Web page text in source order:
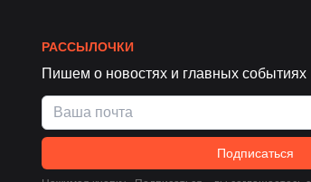
РАССЫЛОЧКИ
Пишем о новостях и главных событиях
Подписаться